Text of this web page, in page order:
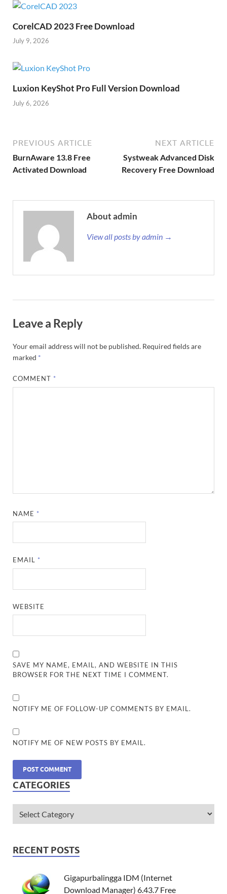
CorelCAD 2023 Free Download
July 9, 2026
Luxion KeyShot Pro Full Version Download
July 6, 2026
PREVIOUS ARTICLE
BurnAware 13.8 Free
Activated Download
NEXT ARTICLE
Systweak Advanced Disk
Recovery Free Download
About admin
View all posts by admin →
Leave a Reply
Your email address will not be published. Required fields are
marked *
COMMENT *
NAME *
EMAIL *
WEBSITE
SAVE MY NAME, EMAIL, AND WEBSITE IN THIS
BROWSER FOR THE NEXT TIME I COMMENT.
NOTIFY ME OF FOLLOW-UP COMMENTS BY EMAIL.
NOTIFY ME OF NEW POSTS BY EMAIL.
CATEGORIES
RECENT POSTS
Gigapurbalingga IDM (Internet
Download Manager) 6.43.7 Free